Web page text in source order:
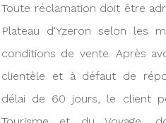
Toute réclamation doit être
Plateau d'Yzeron selon les
conditions de vente. Après
clientèle et à défaut de
délai de 60 jours, le client